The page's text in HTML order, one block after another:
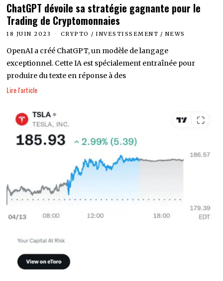
ChatGPT dévoile sa stratégie gagnante pour le
Trading de Cryptomonnaies
18 JUIN 2023 CRYPTO / INVESTISSEMENT / NEWS
OpenAI a créé ChatGPT, un modèle de langage
exceptionnel. Cette IA est spécialement entraînée pour
produire du texte en réponse à des
Lire l'article